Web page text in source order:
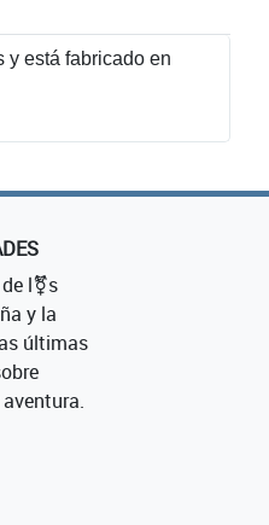
y está fabricado en
de l⚧s
y la
últimas